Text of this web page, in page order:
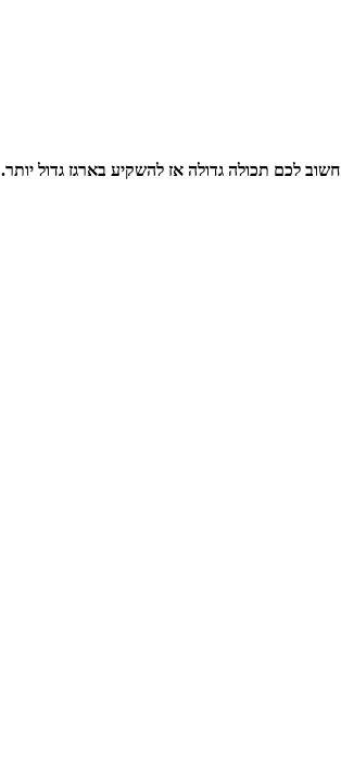
לכם תכולה גדולה אז להשקיע בארגז גדול יותר.